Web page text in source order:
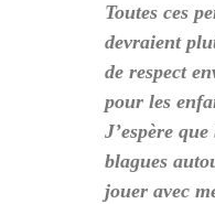
Toutes ces
devraient
de respect
pour les
J’espère
blagues
jouer avec